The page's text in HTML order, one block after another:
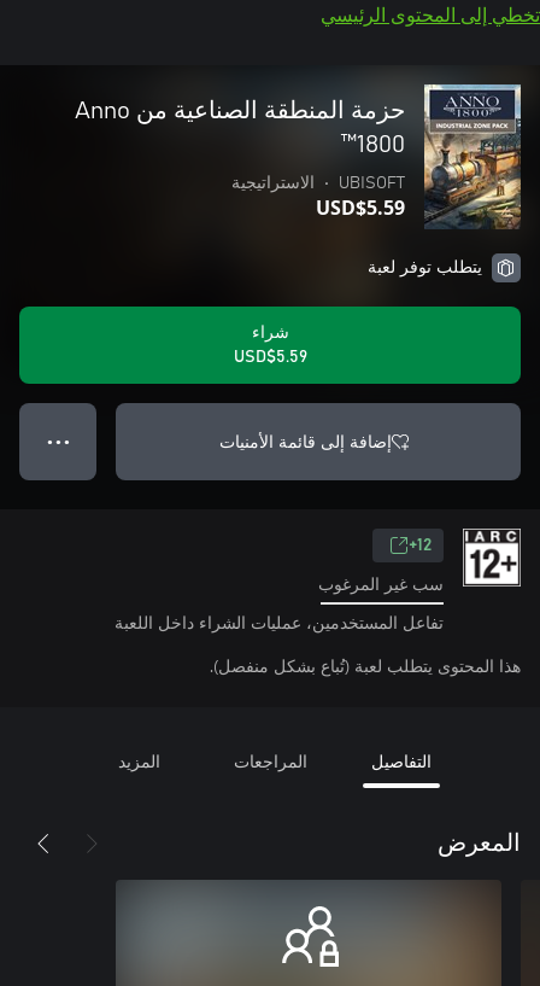
تخطي إلى المحتوى الرئيسي
حزمة المنطقة الصناعية من Anno
1800™
UBISOFT
• الاستراتيجية
USD$5.59
يتطلب توفر لعبة
شراء
USD$5.59
إضافة إلى قائمة الأمنيات ● ● ●
12+
سب غير المرغوب
تفاعل المستخدمين، عمليات الشراء داخل اللعبة
هذا المحتوى يتطلب لعبة (تُباع بشكل منفصل).
التفاصيل المراجعات المزيد
المعرض